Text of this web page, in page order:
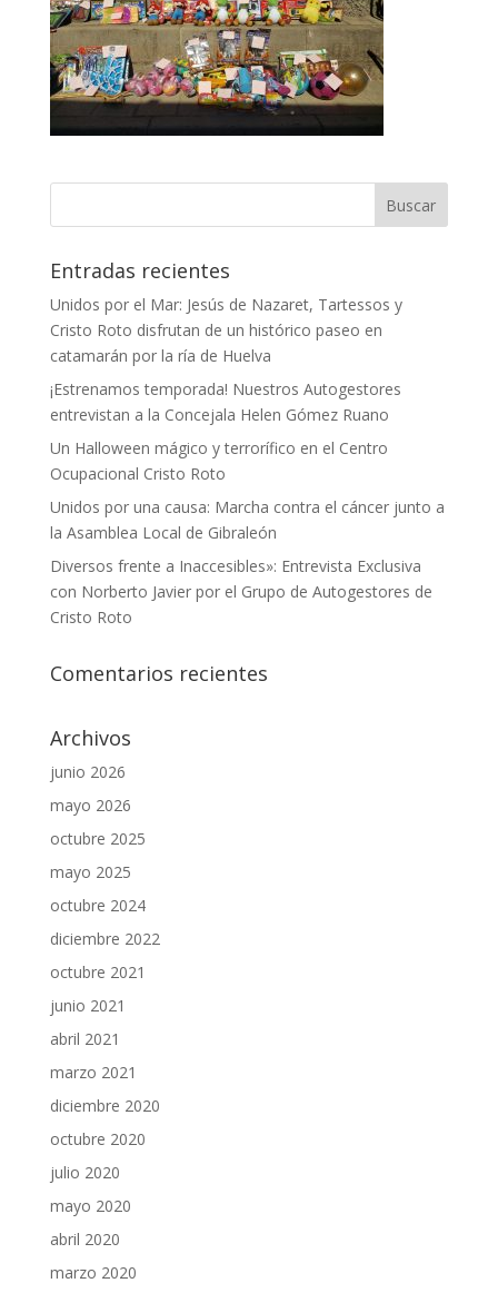
Entradas recientes
Unidos por el Mar: Jesús de Nazaret, Tartessos y
Cristo Roto disfrutan de un histórico paseo en
catamarán por la ría de Huelva
¡Estrenamos temporada! Nuestros Autogestores
entrevistan a la Concejala Helen Gómez Ruano
Un Halloween mágico y terrorífico en el Centro
Ocupacional Cristo Roto
Unidos por una causa: Marcha contra el cáncer junto a
la Asamblea Local de Gibraleón
Diversos frente a Inaccesibles»: Entrevista Exclusiva
con Norberto Javier por el Grupo de Autogestores de
Cristo Roto
Comentarios recientes
Archivos
junio 2026
mayo 2026
octubre 2025
mayo 2025
octubre 2024
diciembre 2022
octubre 2021
junio 2021
abril 2021
marzo 2021
diciembre 2020
octubre 2020
julio 2020
mayo 2020
abril 2020
marzo 2020